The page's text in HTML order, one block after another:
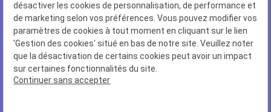
03 27 96 78 84
NUMÉRO SIRET
44502466400028
LIENS UTILES
désactiver les cookies de personnalisation, de performance et
de marketing selon vos préférences. Vous pouvez modifier vos
paramètres de cookies à tout moment en cliquant sur le lien
'Gestion des cookies' situé en bas de notre site. Veuillez noter
que la désactivation de certains cookies peut avoir un impact
sur certaines fonctionnalités du site.
Continuer sans accepter